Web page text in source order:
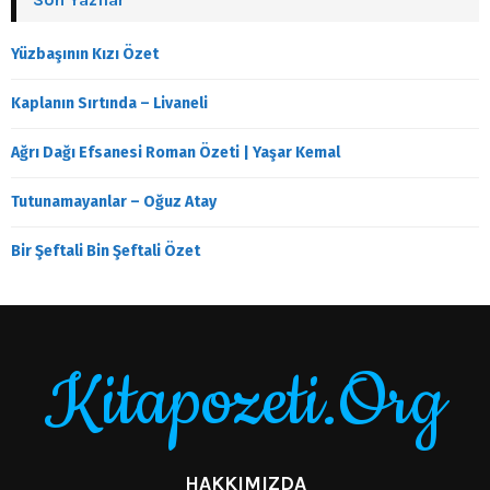
Yüzbaşının Kızı Özet
Kaplanın Sırtında – Livaneli
Ağrı Dağı Efsanesi Roman Özeti | Yaşar Kemal
Tutunamayanlar – Oğuz Atay
Bir Şeftali Bin Şeftali Özet
Kitapozeti.Org
HAKKIMIZDA